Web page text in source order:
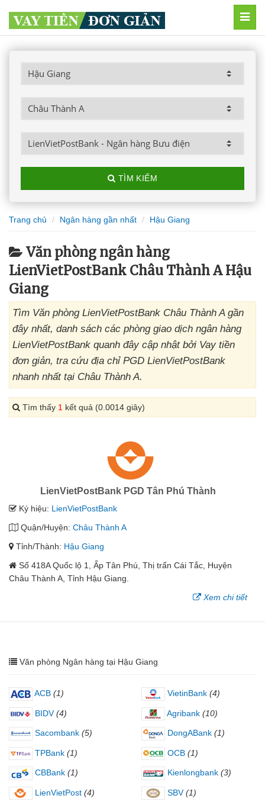
TÌM KIẾM
Trang chủ Ngân hàng gần nhất Hậu Giang
Văn phòng ngân hàng
LienVietPostBank Châu Thành A Hậu
Giang
Tìm Văn phòng LienVietPostBank Châu Thành A gần
đây nhất, danh sách các phòng giao dịch ngân hàng
LienVietPostBank quanh đây cập nhật bởi Vay tiền
đơn giản, tra cứu địa chỉ PGD LienVietPostBank
nhanh nhất tại Châu Thành A.
Tìm thấy 1 kết quả (0.0014 giây)
LienVietPostBank PGD Tân Phú Thành
Ký hiệu: LienVietPostBank
Quận/Huyện: Châu Thành A
Tỉnh/Thành: Hậu Giang
Số 418A Quốc lộ 1, Ấp Tân Phú, Thị trấn Cái Tắc, Huyện
Châu Thành A, Tỉnh Hậu Giang.
Xem chi tiết
Văn phòng Ngân hàng tại Hậu Giang
ACB (1) VietinBank (4)
BIDV (4) Agribank (10)
Sacombank (5) DongABank (1)
TPBank (1) OCB (1)
CBBank (1) Kienlongbank (3)
LienVietPost (4) SBV (1)